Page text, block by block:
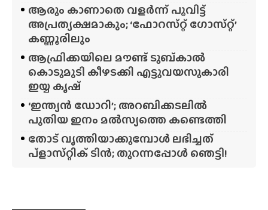
ആരും കാണാതെ വളർന്ന് പൂവിട്ട്
അപ്രത്യക്ഷമാകും; ‘ഫോറസ്‌റ്റ്‌ ഗോസ്‌റ്റ്’
കണ്ണൂരിലും
ആഫ്രിക്കയിലെ മൗണ്ട് ടുബ്‌കാൽ
കൊടുമുടി കീഴടക്കി എട്ടുവയസുകാരി
ഇയ്യ കൃഷ്
‘ഇന്ത്യൻ ഡോറി’; അറബിക്കടലിൽ
പുതിയ ഇനം മൽസ്യത്തെ കണ്ടെത്തി
തോട് വൃത്തിയാക്കുമ്പോൾ ലഭിച്ചത്
പ്‌ളാസ്‌റ്റിക് ടിൻ; തുറന്നപ്പോൾ ഞെട്ടി!